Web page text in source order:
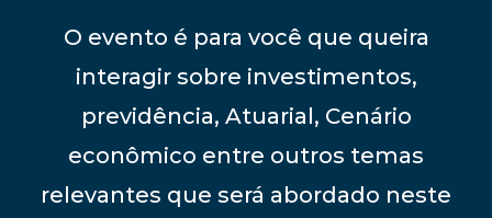
O evento é para você que queira
interagir sobre investimentos,
previdência, Atuarial, Cenário
econômico entre outros temas
relevantes que será abordado neste